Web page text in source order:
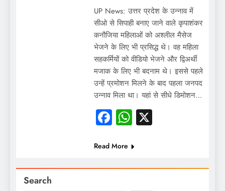
UP News: उत्तर प्रदेश के उन्नाव में
सीओ से सिपाही बनाए जाने वाले कृपाशंकर
कनौजिया महिलाओं को अश्लील मैसेज
भेजने के लिए भी प्रसिद्ध थे। वह महिला
सहकर्मियों को वीडियो भेजने और द्विअर्थी
मजाक के लिए भी बदनाम थे। इससे पहले
उन्हें प्रमोशन मिलने के बाद पहला जनपद
उन्नाव मिला था। यहां से सीधे डिमोशन…
Facebook
WhatsApp
X
Read More
Search